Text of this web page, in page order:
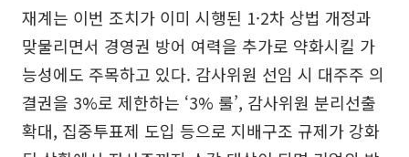
재계는 이번 조치가 이미 시행된 1·2차 상법 개정과
맞물리면서 경영권 방어 여력을 추가로 약화시킬 가
능성에도 주목하고 있다. 감사위원 선임 시 대주주 의
결권을 3%로 제한하는 ‘3% 룰’, 감사위원 분리선출
확대, 집중투표제 도입 등으로 지배구조 규제가 강화